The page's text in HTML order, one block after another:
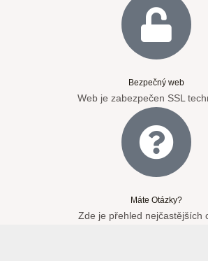
Bezpečný web
Web je zabezpečen SSL
Máte Otázky?
Zde je přehled nejčastějších